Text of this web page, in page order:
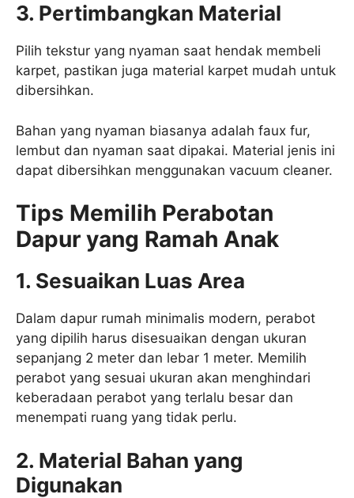
3. Pertimbangkan Material
Pilih tekstur yang nyaman saat hendak membeli
karpet, pastikan juga material karpet mudah untuk
dibersihkan.
Bahan yang nyaman biasanya adalah faux fur,
lembut dan nyaman saat dipakai. Material jenis ini
dapat dibersihkan menggunakan vacuum cleaner.
Tips Memilih Perabotan
Dapur yang Ramah Anak
1. Sesuaikan Luas Area
Dalam dapur rumah minimalis modern, perabot
yang dipilih harus disesuaikan dengan ukuran
sepanjang 2 meter dan lebar 1 meter. Memilih
perabot yang sesuai ukuran akan menghindari
keberadaan perabot yang terlalu besar dan
menempati ruang yang tidak perlu.
2. Material Bahan yang
Digunakan